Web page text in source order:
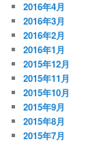
2016年4月
2016年3月
2016年2月
2016年1月
2015年12月
2015年11月
2015年10月
2015年9月
2015年8月
2015年7月